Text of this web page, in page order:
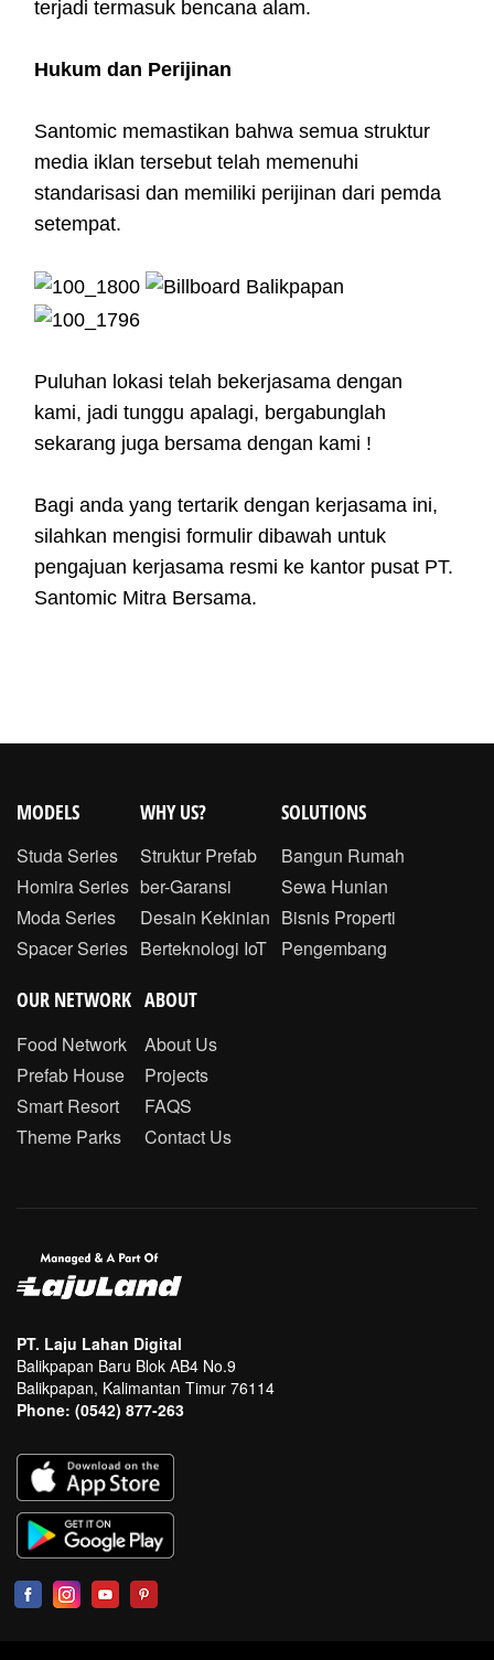
terjadi termasuk bencana alam.
Hukum dan Perijinan
Santomic memastikan bahwa semua struktur
media iklan tersebut telah memenuhi
standarisasi dan memiliki perijinan dari pemda
setempat.
Puluhan lokasi telah bekerjasama dengan
kami, jadi tunggu apalagi, bergabunglah
sekarang juga bersama dengan kami !
Bagi anda yang tertarik dengan kerjasama ini,
silahkan mengisi formulir dibawah untuk
pengajuan kerjasama resmi ke kantor pusat PT.
Santomic Mitra Bersama.
MODELS
Studa Series
Homira Series
Moda Series
Spacer Series
WHY US?
Struktur Prefab
ber-Garansi
Desain Kekinian
Berteknologi IoT
SOLUTIONS
Bangun Rumah
Sewa Hunian
Bisnis Properti
Pengembang
OUR NETWORK
Food Network
Prefab House
Smart Resort
Theme Parks
ABOUT
About Us
Projects
FAQS
Contact Us
PT. Laju Lahan Digital
Balikpapan Baru Blok AB4 No.9
Balikpapan, Kalimantan Timur 76114
Phone: (0542) 877-263